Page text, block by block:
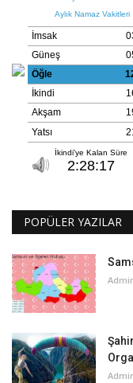
POPÜLER YAZILAR